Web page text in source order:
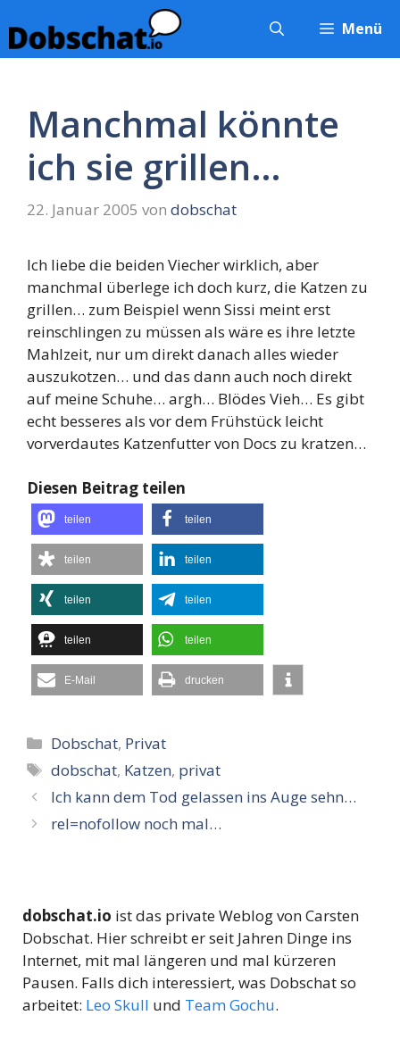
Inhalt
springen
Menü
Manchmal könnte
ich sie grillen…
22. Januar 2005 von dobschat
Ich liebe die beiden Viecher wirklich, aber
manchmal überlege ich doch kurz, die Katzen zu
grillen… zum Beispiel wenn Sissi meint erst
reinschlingen zu müssen als wäre es ihre letzte
Mahlzeit, nur um direkt danach alles wieder
auszukotzen… und das dann auch noch direkt
auf meine Schuhe… argh… Blödes Vieh… Es gibt
echt besseres als vor dem Frühstück leicht
vorverdautes Katzenfutter von Docs zu kratzen…
Diesen Beitrag teilen
teilen teilen
teilen teilen
teilen teilen
teilen teilen
E-Mail drucken
Kategorien
Dobschat, Privat
Schlagwörter
dobschat, Katzen, privat
Ich kann dem Tod gelassen ins Auge sehn…
rel=nofollow noch mal…
dobschat.io ist das private Weblog von Carsten
Dobschat. Hier schreibt er seit Jahren Dinge ins
Internet, mit mal längeren und mal kürzeren
Pausen. Falls dich interessiert, was Dobschat so
arbeitet: Leo Skull und Team Gochu.